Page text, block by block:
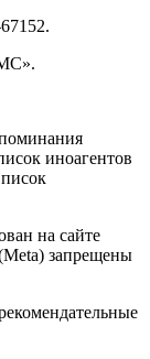
иноагентов
на сайте
запрещены